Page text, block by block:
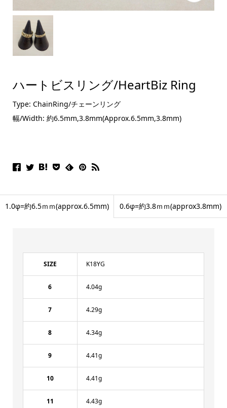
ハートビスリング/HeartBiz Ring
Type: ChainRing/チェーンリング
幅/Width: 約6.5mm,3.8mm(Approx.6.5mm,3.8mm)
1.0φ=約6.5ｍｍ(approx.6.5mm) 0.6φ=約3.8ｍｍ(approx3.8mm)
SIZE K18YG
6 4.04g
7 4.29g
8 4.34g
9 4.41g
10 4.41g
11 4.43g